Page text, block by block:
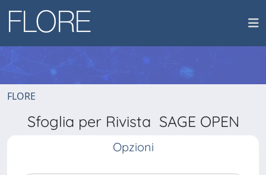
FLORE
Sfoglia per Rivista SAGE OPEN
Opzioni